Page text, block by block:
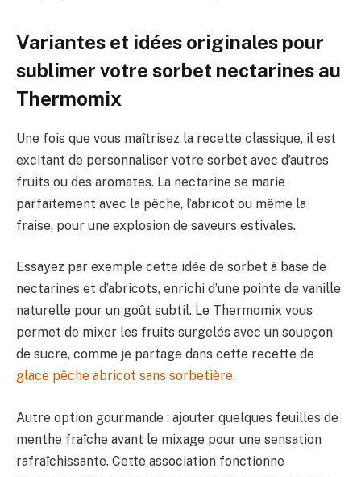
Variantes et idées originales pour
sublimer votre sorbet nectarines au
Thermomix
Une fois que vous maîtrisez la recette classique, il est
excitant de personnaliser votre sorbet avec d’autres
fruits ou des aromates. La nectarine se marie
parfaitement avec la pêche, l’abricot ou même la
fraise, pour une explosion de saveurs estivales.
Essayez par exemple cette idée de sorbet à base de
nectarines et d’abricots, enrichi d’une pointe de vanille
naturelle pour un goût subtil. Le Thermomix vous
permet de mixer les fruits surgelés avec un soupçon
de sucre, comme je partage dans cette recette de
glace pêche abricot sans sorbetière.
Autre option gourmande : ajouter quelques feuilles de
menthe fraîche avant le mixage pour une sensation
rafraîchissante. Cette association fonctionne